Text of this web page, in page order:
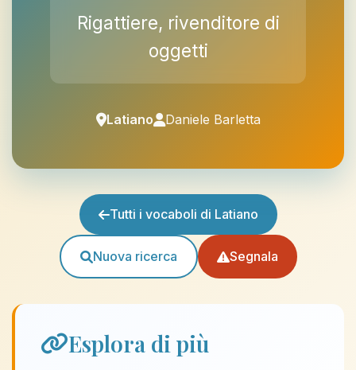
Rigattiere, rivenditore di
oggetti
Latiano Daniele Barletta
Tutti i vocaboli di Latiano
Nuova ricerca Segnala
Esplora di più